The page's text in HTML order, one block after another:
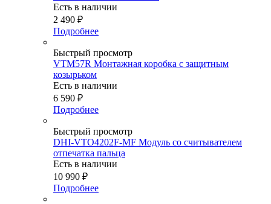
Есть в наличии
2 490 ₽
Подробнее
Быстрый просмотр
VTM57R Монтажная коробка c защитным
козырьком
Есть в наличии
6 590 ₽
Подробнее
Быстрый просмотр
DHI-VTO4202F-MF Модуль со считывателем
отпечатка пальца
Есть в наличии
10 990 ₽
Подробнее